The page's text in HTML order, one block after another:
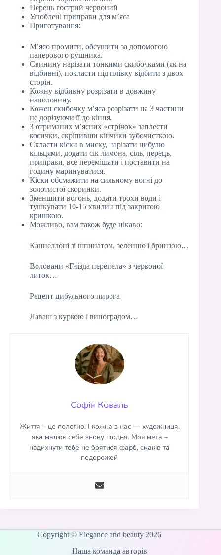
Перець гострий червоний
Улюблені приправи для м’яса
Приготування:
М’ясо промити, обсушити за допомогою
паперового рушника.
Свинину нарізати тонкими скибочками (як на
відбивні), покласти під плівку відбити з двох
сторін.
Кожну відбивну розрізати в довжину
наполовину.
Кожен скибочку м’яса розрізати на 3 частини
не дорізуючи її до кінця.
З отриманих м’ясних «стрічок» заплести
косички, скріпивши кінчики зубочисткою.
Скласти кіски в миску, нарізати цибулю
кільцями, додати сік лимона, сіль, перець,
приправи, все перемішати і поставити на
годину маринуватися.
Кіски обсмажити на сильному вогні до
золотистої скоринки.
Зменшити вогонь, додати трохи води і
тушкувати 10-15 хвилин під закритою
кришкою.
Можливо, вам також буде цікаво:
Каннеллоні зі шпинатом, зеленню і бринзою…
Воловани «Гнізда перепела» з червоної
литок…
Рецепт цибульного пирога
Лаваш з куркою і виноградом…
Софія Коваль
Життя – це полотно. І кожна з нас — художниця,
яка малює себе знову щодня. Моя мета –
надихнути тебе не боятися фарб, смаків та
подорожей
Copyright © Elegance and beauty 2026
Наша команда авторів